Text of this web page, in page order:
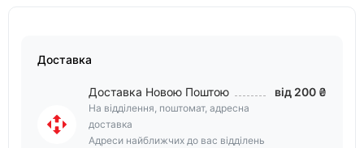
Доставка
Доставка Новою Поштою
На відділення, поштомат, адресна
доставка
Адреси найближчих до вас відділень
від 200 ₴